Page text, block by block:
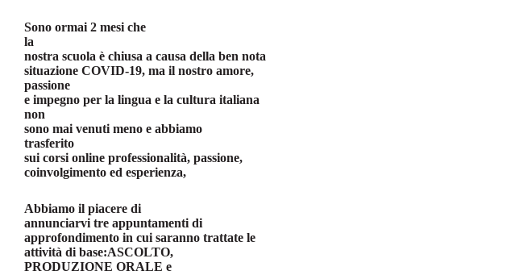
Sono ormai 2 mesi che
la
nostra scuola è chiusa a causa della ben nota
situazione COVID-19, ma il nostro amore,
passione
e impegno per la lingua e la cultura italiana
non
sono mai venuti meno e abbiamo
trasferito
sui corsi online professionalità, passione,
coinvolgimento ed esperienza,
Abbiamo il piacere di
annunciarvi tre appuntamenti di
approfondimento in cui saranno trattate le
attività di base:ASCOLTO,
PRODUZIONE ORALE e